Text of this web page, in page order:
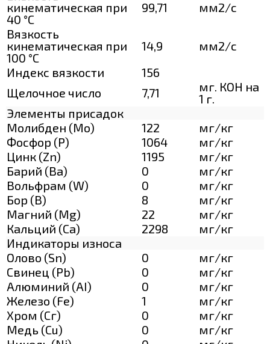
кинематическая при
40 °С
99,71
мм2/с
Вязкость
кинематическая при
100 °С
14,9
мм2/с
Индекс вязкости
156
Щелочное число
7,71
мг. КОН на
1 г.
Элементы присадок
Молибден (Мо)
122
мг/кг
Фосфор (Р)
1064
мг/кг
Цинк (Zn)
1195
мг/кг
Барий (Ва)
0
мг/кг
Вольфрам (W)
0
мг/кг
Бор (В)
8
мг/кг
Магний (Mg)
22
мг/кг
Кальций (Са)
2298
мг/кг
Индикаторы износа
Олово (Sn)
0
мг/кг
Свинец (Pb)
0
мг/кг
Алюминий (AI)
0
мг/кг
Железо (Fe)
1
мг/кг
Хром (Сг)
0
мг/кг
Медь (Cu)
0
мг/кг